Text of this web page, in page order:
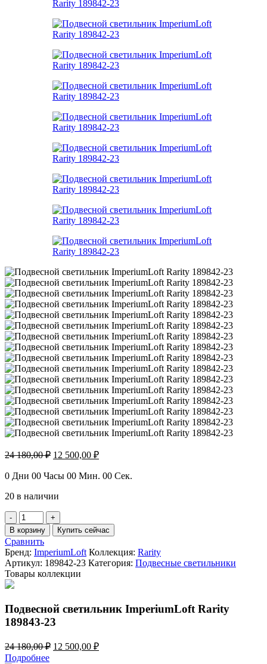
24 180,00₽ Первоначальная
составляла
180,00 ₽.
12 500,00 ₽Текущая
12
0 Дни 00 Часы 00 Мин. 00 Сек.
20 в наличии
Количество
товара
Подвесной
светильник
ImperiumLoft
Rarity
189842-
В корзину Купить сейчас
Сравнить
Бренд: ImperiumLoft Коллекция: Rarity
Артикул: 189842-23 Категория: Подвесные светильники
Товары коллекции
Подвесной светильник ImperiumLoft Rarity
189843-23
24 180,00₽ Первоначальная
12 500,00 ₽Текущая
Подробнее